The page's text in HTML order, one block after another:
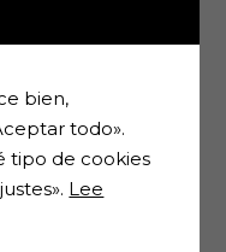
bien,
todo».
tipo de cookies
Lee